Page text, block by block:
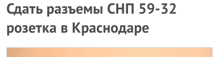
Сдать разъемы СНП 59-32
розетка в Краснодаре